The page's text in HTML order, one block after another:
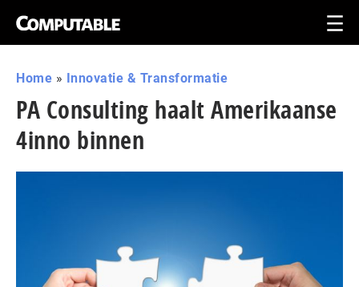
Home » Innovatie & Transformatie
PA Consulting haalt Amerikaanse
4inno binnen